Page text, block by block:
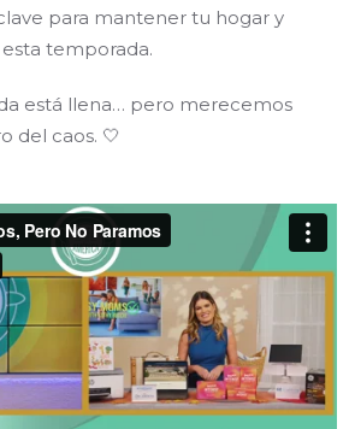
para mantener tu hogar y
temporada.
está llena… pero merecemos
del caos. 🤍